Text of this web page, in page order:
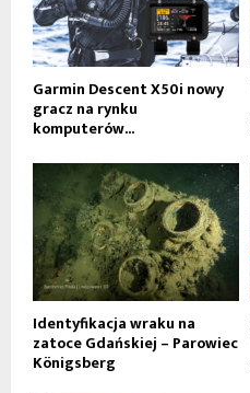
Garmin Descent X50i nowy
gracz na rynku
komputerów...
Identyfikacja wraku na
zatoce Gdańskiej – Parowiec
Königsberg